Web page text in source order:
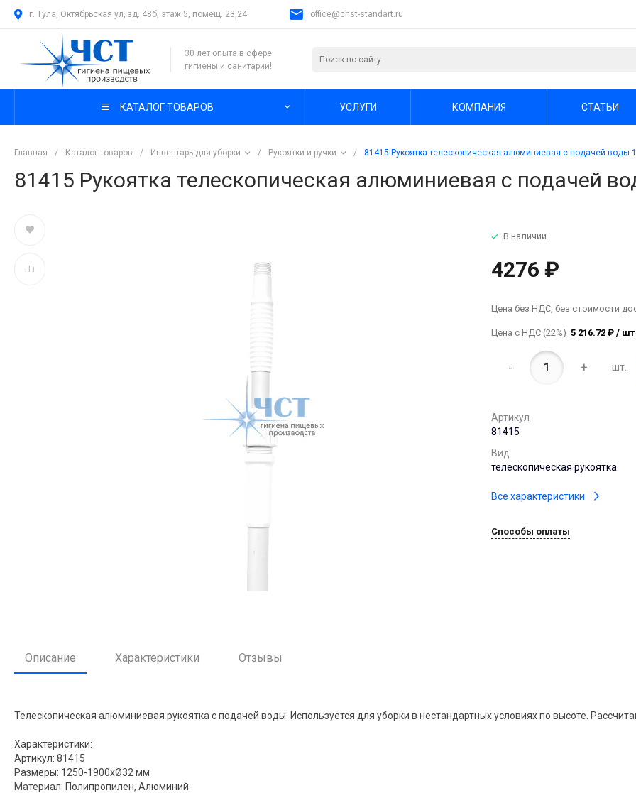
г. Тула, Октябрьская ул, зд. 48б, этаж 5, помещ. 23,24 office@chst-standart.ru
30 лет опыта в сфере
гигиены и санитарии!
КАТАЛОГ ТОВАРОВ УСЛУГИ КОМПАНИЯ СТАТЬИ
Главная / Каталог товаров / Инвентарь для уборки / Рукоятки и ручки / 81415 Рукоятка телескопическая алюминиевая с подачей воды
81415 Рукоятка телескопическая алюминиевая с подачей
В наличии
4276 ₽
Цена без НДС, без стоимости
Цена с НДС (22%) 5 216.72 ₽ / шт
- + шт.
Артикул
81415
Вид
телескопическая рукоятка
Все характеристики
Способы оплаты
Описание Характеристики Отзывы
Телескопическая алюминиевая рукоятка c подачей воды. Используется для уборки в нестандартных условиях по высоте.
Характеристики:
Артикул: 81415
Размеры: 1250-1900xØ32 мм
Материал: Полипропилен, Алюминий